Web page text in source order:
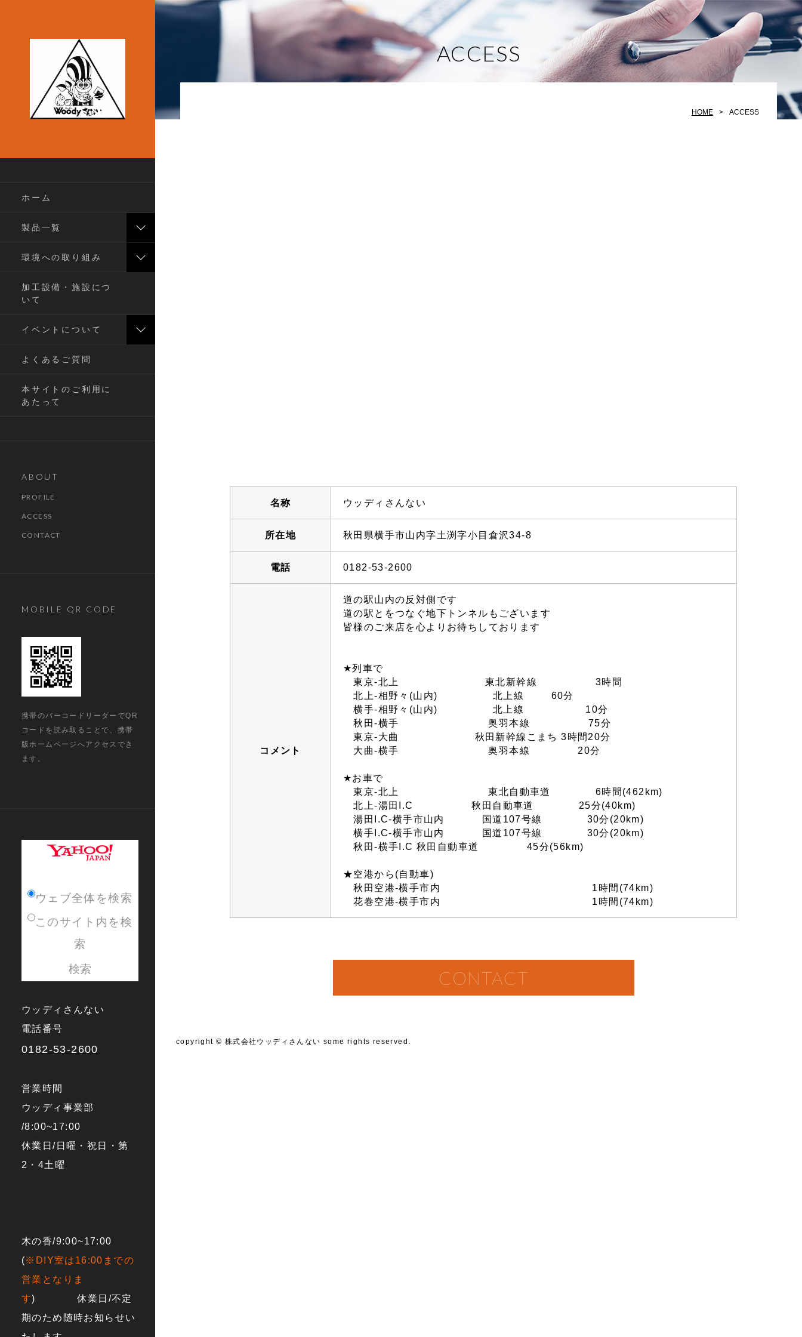
ホーム
製品一覧
環境への取り組み
加工設備・施設につ
いて
イベントについて
よくあるご質問
本サイトのご利用に
あたって
ABOUT
PROFILE
ACCESS
CONTACT
MOBILE QR CODE
携帯のバーコードリーダーでQR
コードを読み取ることで、携帯
版ホームページへアクセスでき
ます。
ウェブ全体を検索
このサイト内を検
索
ウッディさんない
電話番号
0182-53-2600
営業時間
ウッディ事業部
/8:00~17:00
休業日/日曜・祝日・第
2・4土曜
木の香/9:00~17:00
(※DIY室は16:00までの
営業となりま
す) 休業日/不定
期のため随時お知らせい
ACCESS
HOME ACCESS
名称 ウッディさんない
所在地 秋田県横手市山内字土渕字小目倉沢34-8
電話 0182-53-2600
コメント
道の駅山内の反対側です
道の駅とをつなぐ地下トンネルもございます
皆様のご来店を心よりお待ちしております
★列車で
東京-北上 東北新幹線 3時間
北上-相野々(山内) 北上線 60分
横手-相野々(山内) 北上線 10分
秋田-横手 奥羽本線 75分
東京-大曲 秋田新幹線こまち 3時間20分
大曲-横手 奥羽本線 20分
★お車で
東京-北上 東北自動車道 6時間(462km)
北上-湯田I.C 秋田自動車道 25分(40km)
湯田I.C-横手市山内 国道107号線 30分(20km)
横手I.C-横手市山内 国道107号線 30分(20km)
秋田-横手I.C 秋田自動車道 45分(56km)
★空港から(自動車)
秋田空港-横手市内 1時間(74km)
花巻空港-横手市内 1時間(74km)
CONTACT
copyright © 株式会社ウッディさんない some rights reserved.